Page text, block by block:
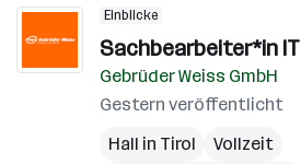
Einblicke
Sachbearbeiter*in IT
Gebrüder Weiss GmbH
Gestern veröffentlicht
Hall in Tirol
Vollzeit